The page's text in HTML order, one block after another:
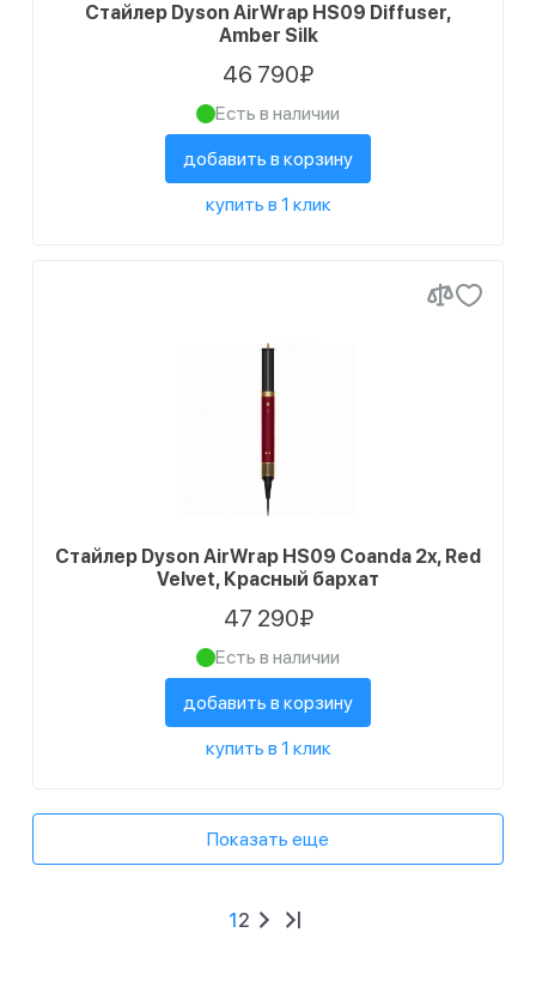
Стайлер Dyson AirWrap HS09 Diffuser,
Amber Silk
46 790₽
Есть в наличии
добавить в корзину
купить в 1 клик
Стайлер Dyson AirWrap HS09 Coanda 2x, Red
Velvet, Красный бархат
47 290₽
Есть в наличии
добавить в корзину
купить в 1 клик
Показать еще
12